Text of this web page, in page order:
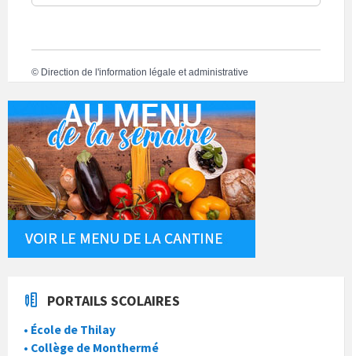
© Direction de l'information légale et administrative
PORTAILS SCOLAIRES
• École de Thilay
• Collège de Monthermé